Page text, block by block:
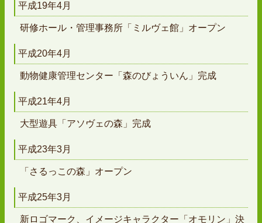
平成19年4月
研修ホール・管理事務所「ミルヴェ館」オープン
平成20年4月
動物健康管理センター「森のびょういん」完成
平成21年4月
大型遊具「アソヴェの森」完成
平成23年3月
「さるっこの森」オープン
平成25年3月
新ロゴマーク、イメージキャラクター「オモリン」決